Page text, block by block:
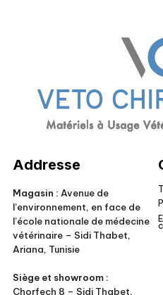
Addresse
Magasin : Avenue de
l’environnement, en face de
l’école nationale de médecine
vétérinaire – Sidi Thabet,
Ariana, Tunisie
Siège et showroom :
Chorfech 8 – Sidi Thabet,